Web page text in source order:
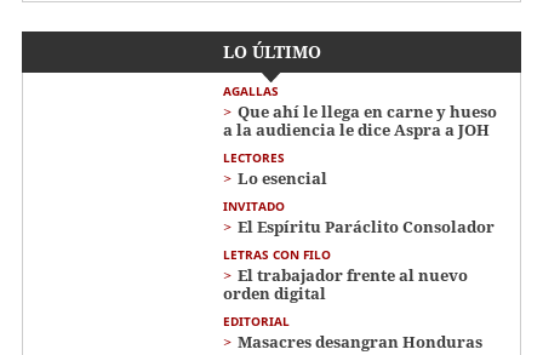
LO ÚLTIMO
AGALLAS
Que ahí le llega en carne y hueso
a la audiencia le dice Aspra a JOH
LECTORES
Lo esencial
INVITADO
El Espíritu Paráclito Consolador
LETRAS CON FILO
El trabajador frente al nuevo
orden digital
EDITORIAL
Masacres desangran Honduras